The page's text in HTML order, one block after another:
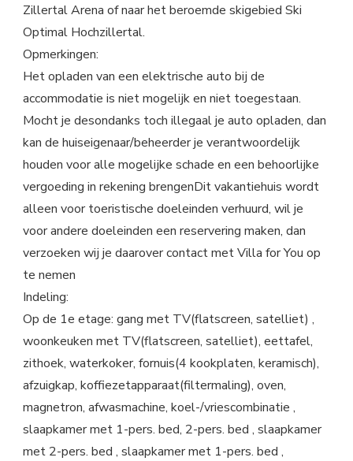
Zillertal Arena of naar het beroemde skigebied Ski
Optimal Hochzillertal.
Opmerkingen:
Het opladen van een elektrische auto bij de
accommodatie is niet mogelijk en niet toegestaan.
Mocht je desondanks toch illegaal je auto opladen, dan
kan de huiseigenaar/beheerder je verantwoordelijk
houden voor alle mogelijke schade en een behoorlijke
vergoeding in rekening brengenDit vakantiehuis wordt
alleen voor toeristische doeleinden verhuurd, wil je
voor andere doeleinden een reservering maken, dan
verzoeken wij je daarover contact met Villa for You op
te nemen
Indeling:
Op de 1e etage: gang met TV(flatscreen, satelliet) ,
woonkeuken met TV(flatscreen, satelliet), eettafel,
zithoek, waterkoker, fornuis(4 kookplaten, keramisch),
afzuigkap, koffiezetapparaat(filtermaling), oven,
magnetron, afwasmachine, koel-/vriescombinatie ,
slaapkamer met 1-pers. bed, 2-pers. bed , slaapkamer
met 2-pers. bed , slaapkamer met 1-pers. bed ,